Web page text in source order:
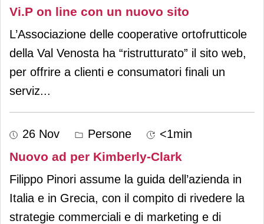
Vi.P on line con un nuovo sito
L’Associazione delle cooperative ortofrutticole
della Val Venosta ha “ristrutturato” il sito web,
per offrire a clienti e consumatori finali un
serviz...
26 Nov Persone <1min
Nuovo ad per Kimberly-Clark
Filippo Pinori assume la guida dell’azienda in
Italia e in Grecia, con il compito di rivedere la
strategie commerciali e di marketing e di